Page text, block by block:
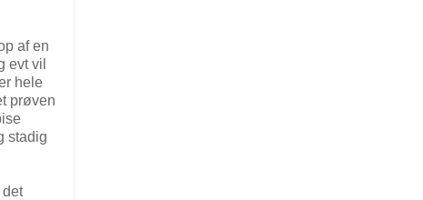
af en
evt vil
hele
prøven
stadig